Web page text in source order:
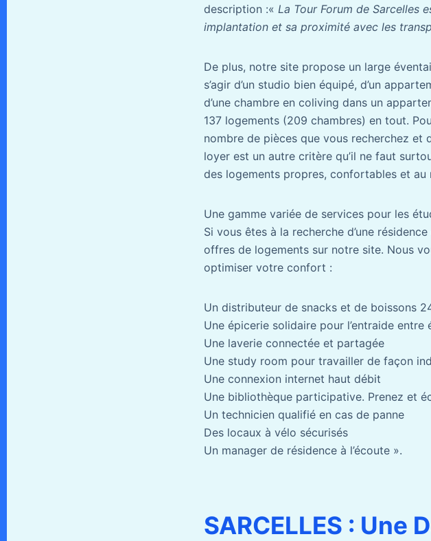
description :« La Tour Forum de Sarcelles
implantation et sa proximité avec les
De plus, notre site propose un large
s’agir d’un studio bien équipé, d’un
d’une chambre en coliving dans un
137 logements (209 chambres) en tout.
nombre de pièces que vous recherchez
loyer est un autre critère qu’il ne faut
des logements propres, confortables et au
Une gamme variée de services pour les
Si vous êtes à la recherche d’une
offres de logements sur notre site. Nous
optimiser votre confort :
Un distributeur de snacks et de boissons
Une épicerie solidaire pour l’entraide entre
Une laverie connectée et partagée
Une study room pour travailler de façon
Une connexion internet haut débit
Une bibliothèque participative. Prenez et
Un technicien qualifié en cas de panne
Des locaux à vélo sécurisés
Un manager de résidence à l’écoute ».
SARCELLES : Une